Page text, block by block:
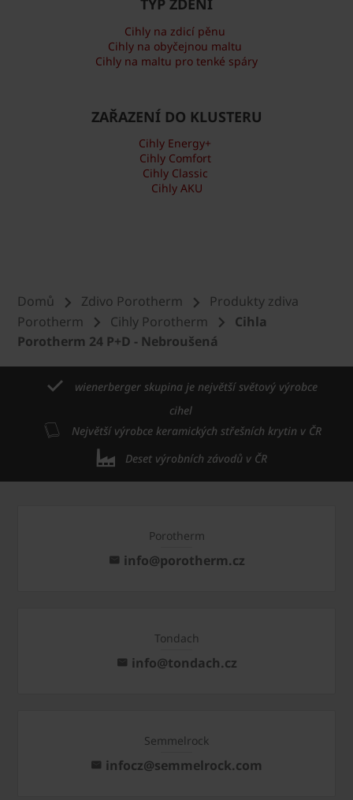
TYP ZDĚNÍ
Cihly na zdicí pěnu
Cihly na obyčejnou maltu
Cihly na maltu pro tenké spáry
ZAŘAZENÍ DO KLUSTERU
Cihly Energy+
Cihly Comfort
Cihly Classic
Cihly AKU
Domů Zdivo Porotherm
Produkty zdiva
Porotherm
Cihly Porotherm
Cihla
Porotherm 24 P+D - Nebroušená
wienerberger skupina je největší světový výrobce
cihel
Největší výrobce keramických střešních krytin v ČR
Deset výrobních závodů v ČR
Porotherm
info@porotherm.cz
Tondach
info@tondach.cz
Semmelrock
infocz@semmelrock.com